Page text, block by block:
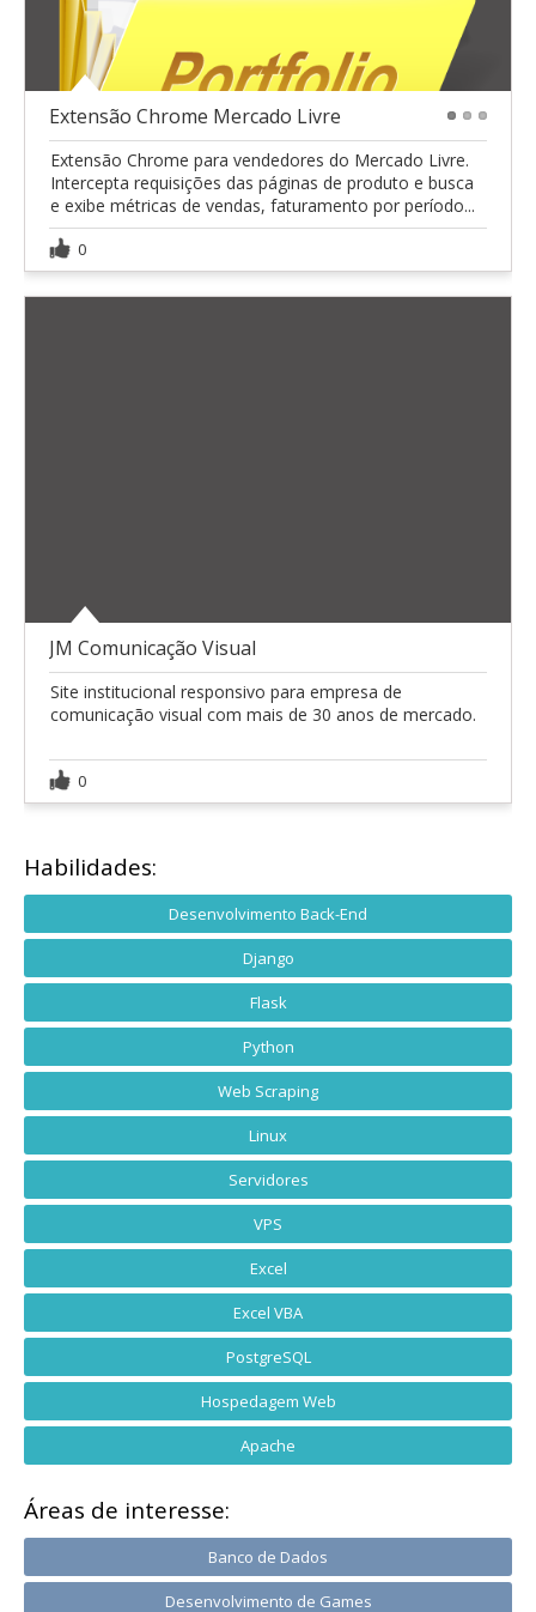
Extensão Chrome Mercado Livre
Extensão Chrome para vendedores do Mercado Livre.
Intercepta requisições das páginas de produto e busca
e exibe métricas de vendas, faturamento por período...
0
JM Comunicação Visual
Site institucional responsivo para empresa de
comunicação visual com mais de 30 anos de mercado.
0
Habilidades:
Desenvolvimento Back-End
Django
Flask
Python
Web Scraping
Linux
Servidores
VPS
Excel
Excel VBA
PostgreSQL
Hospedagem Web
Apache
Áreas de interesse:
Banco de Dados
Desenvolvimento de Games